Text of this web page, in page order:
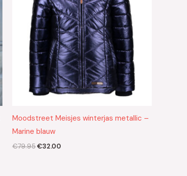
Moodstreet Meisjes winterjas metallic –
Marine blauw
€79.95€32.00